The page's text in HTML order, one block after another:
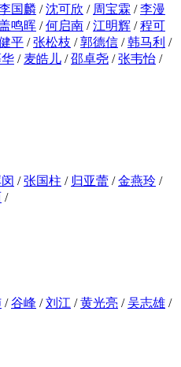
国麟 /沈可欣 / 周宝霖 /李漫
鸣晖 /何启南 /江明辉 /程可
平 /张松枝 /郭德信 /韩马利 /
/ 麦皓儿 /邵卓尧 /张韦怡 /
/张国柱 / 归亚蕾 /金燕玲 /
/
/谷峰 /刘江 /黄光亮 /吴志雄 /